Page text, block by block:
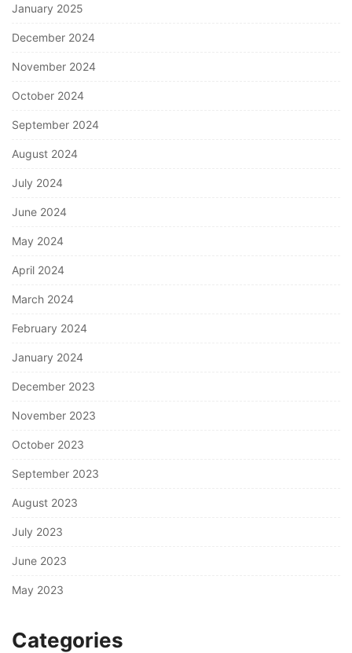
January 2025
December 2024
November 2024
October 2024
September 2024
August 2024
July 2024
June 2024
May 2024
April 2024
March 2024
February 2024
January 2024
December 2023
November 2023
October 2023
September 2023
August 2023
July 2023
June 2023
May 2023
Categories